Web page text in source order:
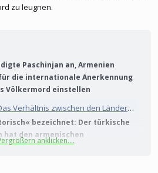
zu leugnen.
Paschinjan an, Armenien
die internationale Anerkennung
Völkermord einstellen
den Ländern Armenien und Türkei ist historisch extrem belastet
bezeichnet: Der türkische
hat den armenischen
empfangen. Themen seien
anklicken....